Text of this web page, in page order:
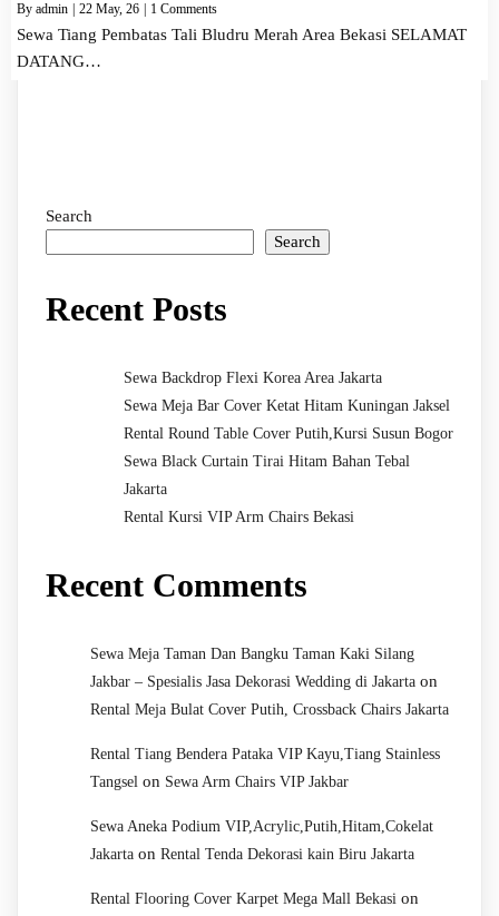
By admin 22 May, 26 1 Comments
Sewa Tiang Pembatas Tali Bludru Merah Area Bekasi SELAMAT
DATANG…
Search
Search
Recent Posts
Sewa Backdrop Flexi Korea Area Jakarta
Sewa Meja Bar Cover Ketat Hitam Kuningan Jaksel
Rental Round Table Cover Putih,Kursi Susun Bogor
Sewa Black Curtain Tirai Hitam Bahan Tebal
Jakarta
Rental Kursi VIP Arm Chairs Bekasi
Recent Comments
Sewa Meja Taman Dan Bangku Taman Kaki Silang
Jakbar – Spesialis Jasa Dekorasi Wedding di Jakarta on
Rental Meja Bulat Cover Putih, Crossback Chairs Jakarta
Rental Tiang Bendera Pataka VIP Kayu,Tiang Stainless
Tangsel on Sewa Arm Chairs VIP Jakbar
Sewa Aneka Podium VIP,Acrylic,Putih,Hitam,Cokelat
Jakarta on Rental Tenda Dekorasi kain Biru Jakarta
Rental Flooring Cover Karpet Mega Mall Bekasi on